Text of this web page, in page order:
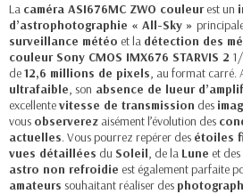
La caméra ASI676MC ZWO couleurest un
d’astrophotographie « All-Sky »
surveillance météo et la détection des
couleur Sony CMOS IMX676 STARVIS 2
de12,6 millions de pixels, au format carré.
ultrafaible, son absence de lueur
excellentevitesse de transmission des
vous observerez aisément l’évolution des
actuelles. Vous pourrez repérer des étoiles
vues détaillées du Soleil, de la Lune et des
astro non refroidie est également parfaite
amateurs souhaitant réaliser des